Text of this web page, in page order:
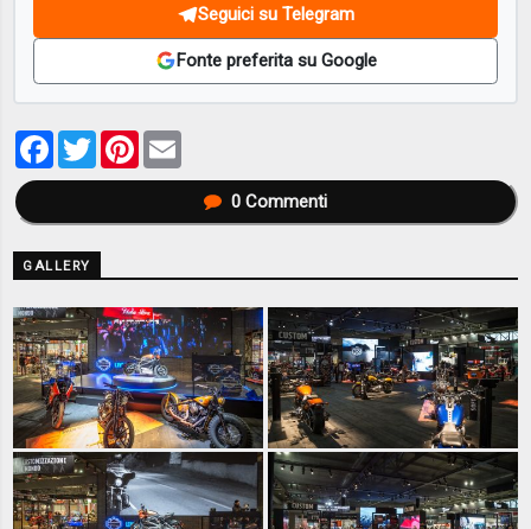
Seguici su Telegram
Fonte preferita su Google
Facebook
TwitterPinterest
0Commenti
GALLERY